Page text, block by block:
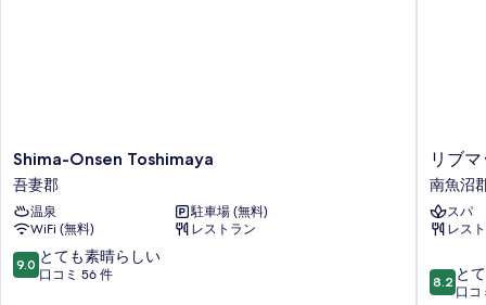
写
真
を
表
示
Shima-
Onsen
Toshimaya
吾
妻
郡
Shima-Onsen Toshimaya
吾妻郡
温泉
駐車場 (無料)
WiFi (無料)
レストラン
10
段
9.0 とても素晴らしい
口コミ 56 件
リ
ブ
マ
ッ
ク
リ
ゾ
リブ
南魚沼
スパ
レス
10
段
8.2 と
口コ